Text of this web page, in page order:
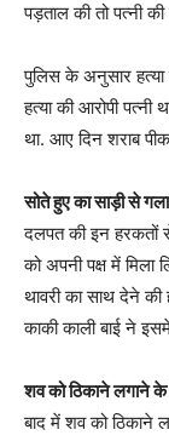
पड़ताल की तो पत्नी
पुलिस के अनुसार हत्या
हत्या की आरोपी
था. आए दिन शराब
सोते हुए का साड़ी से
दलपत की इन हरकतों से
को अपनी पक्ष में
थावरी का साथ देने की
काकी काली बाई ने
शव को ठिकाने लगाने
बाद में शव को